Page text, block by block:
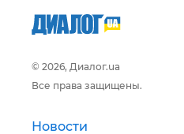
© 2026, Диалог.ua
Все права защищены.
Новости